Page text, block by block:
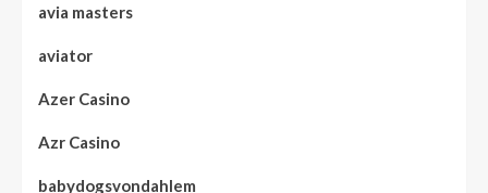
avia masters
aviator
Azer Casino
Azr Casino
babydogsvondahlem